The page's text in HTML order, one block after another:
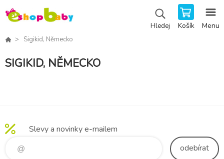
Hledej Košík Menu
Sigikid, Německo
SIGIKID, NĚMECKO
Slevy a novinky e-mailem
odebírat